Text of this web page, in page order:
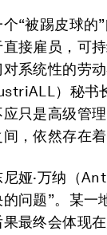
“被踢皮球的
接雇员，可
系统性的劳
）秘书
只是高级管
，依然存在着
娅·万纳（
问题”。某
最终会体现